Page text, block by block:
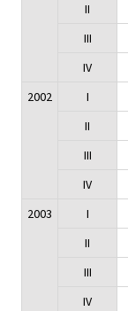
II
III
IV
2002
I
II
III
IV
2003
I
II
III
IV